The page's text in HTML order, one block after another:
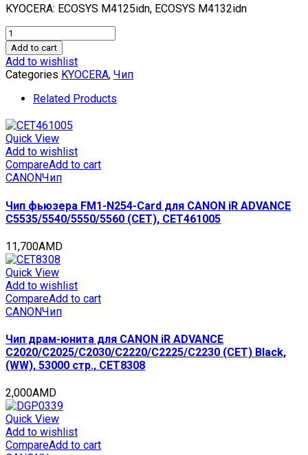
KYOCERA: ECOSYS M4125idn, ECOSYS M4132idn
Чип
картриджа
TK-
6117
KYOCERA
M4125idn/4132idn
(CET),
(USA),
15000
стр.,
quantity
Add to cart
Add to wishlist
Categories KYOCERA, Чип
Related Products
Quick View
Add to wishlist
CompareAdd to cart
CANONЧип
Чип фьюзера FM1-N254-Card для CANON iR ADVANCE
C5535/5540/5550/5560 (CET), CET461005
11,700AMD
Quick View
Add to wishlist
CompareAdd to cart
CANONЧип
Чип драм-юнита для CANON iR ADVANCE
C2020/C2025/C2030/C2220/C2225/C2230 (CET) Black,
(WW), 53000 стр., CET8308
2,000AMD
Quick View
Add to wishlist
CompareAdd to cart